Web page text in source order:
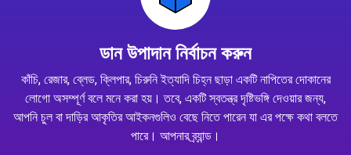
ডান উপাদান নির্বাচন করুন
কাঁচি, রেজার, ব্লেড, ক্লিপার, চিরুনি ইত্যাদি চিহ্ন ছাড়া একটি নাপিতের দোকানের
লোগো অসম্পূর্ণ বলে মনে করা হয়। তবে, একটি স্বতন্ত্র দৃষ্টিভঙ্গি দেওয়ার জন্য,
আপনি চুল বা দাড়ির আকৃতির আইকনগুলিও বেছে নিতে পারেন যা এর পক্ষে কথা বলতে
পারে। আপনার ব্র্যান্ড।